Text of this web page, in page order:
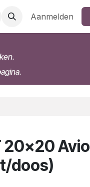
Aanmelden
20x20 Avio
doos)